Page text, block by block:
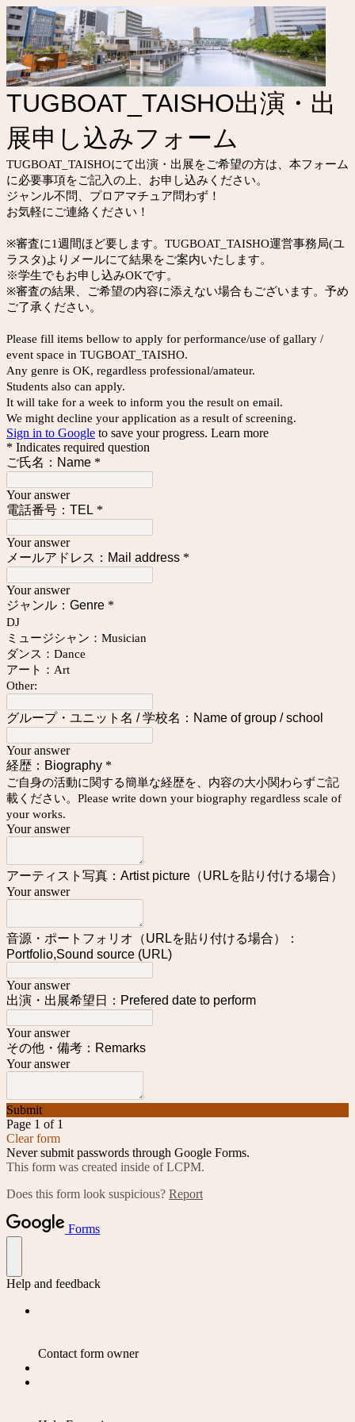
TUGBOAT_TAISHO出演・出
展申し込みフォーム
TUGBOAT_TAISHOにて出演・出展をご希望の方は、本フォーム
に必要事項をご記入の上、お申し込みください。
ジャンル不問、プロアマチュア問わず！
お気軽にご連絡ください！
※審査に1週間ほど要します。TUGBOAT_TAISHO運営事務局(ユ
ラスタ)よりメールにて結果をご案内いたします。
※学生でもお申し込みOKです。
※審査の結果、ご希望の内容に添えない場合もございます。予め
ご了承ください。
Please fill items bellow to apply for performance/use of gallary /
event space in TUGBOAT_TAISHO.
Any genre is OK, regardless professional/amateur.
Students also can apply.
It will take for a week to inform you the result on email.
We might decline your application as a result of screening.
Sign in to Google to save your progress. Learn more
* Indicates required question
ご氏名：Name *
Your answer
電話番号：TEL *
Your answer
メールアドレス：Mail address *
Your answer
ジャンル：Genre *
DJ
ミュージシャン：Musician
ダンス：Dance
アート：Art
Other:
グループ・ユニット名 / 学校名：Name of group / school
Your answer
経歴：Biography *
ご自身の活動に関する簡単な経歴を、内容の大小関わらずご記
載ください。Please write down your biography regardless scale of
your works.
Your answer
アーティスト写真：Artist picture（URLを貼り付ける場合）
Your answer
音源・ポートフォリオ（URLを貼り付ける場合）：
Portfolio,Sound source (URL)
Your answer
出演・出展希望日：Prefered date to perform
Your answer
その他・備考：Remarks
Your answer
Submit
Page 1 of 1
Clear form
Never submit passwords through Google Forms.
This form was created inside of LCPM.
Does this form look suspicious? Report
Forms
Help and feedback
Contact form owner